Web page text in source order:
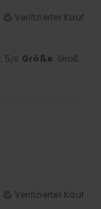
Verifizierter Kauf
: 5 /5 Größe: Groß
Verifizierter Kauf